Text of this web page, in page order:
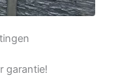
garantie!